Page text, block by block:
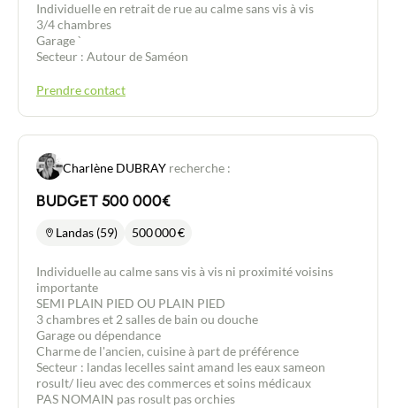
Individuelle en retrait de rue au calme sans vis à vis
3/4 chambres
Garage `
Secteur : Autour de Saméon
Prendre contact
Charlène DUBRAY recherche :
BUDGET 500 000€
Landas (59) 500 000€
Individuelle au calme sans vis à vis ni proximité voisins
importante
SEMI PLAIN PIED OU PLAIN PIED
3 chambres et 2 salles de bain ou douche
Garage ou dépendance
Charme de l'ancien, cuisine à part de préférence
Secteur : landas lecelles saint amand les eaux sameon
rosult/ lieu avec des commerces et soins médicaux
PAS NOMAIN pas rosult pas orchies